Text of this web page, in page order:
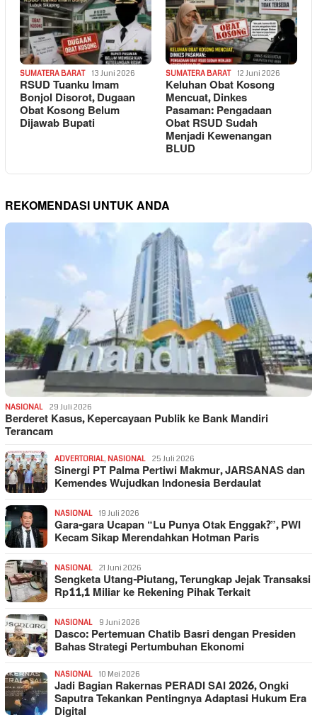
SUMATERA BARAT 13 Juni 2026
RSUD Tuanku Imam
Bonjol Disorot, Dugaan
Obat Kosong Belum
Dijawab Bupati
SUMATERA BARAT 12 Juni 2026
Keluhan Obat Kosong
Mencuat, Dinkes
Pasaman: Pengadaan
Obat RSUD Sudah
Menjadi Kewenangan
BLUD
REKOMENDASI UNTUK ANDA
NASIONAL 29 Juli 2026
Berderet Kasus, Kepercayaan Publik ke Bank Mandiri
Terancam
ADVERTORIAL, NASIONAL 25 Juli 2026
Sinergi PT Palma Pertiwi Makmur, JARSANAS dan
Kemendes Wujudkan Indonesia Berdaulat
NASIONAL 19 Juli 2026
Gara-gara Ucapan “Lu Punya Otak Enggak?”, PWI
Kecam Sikap Merendahkan Hotman Paris
NASIONAL 21 Juni 2026
Sengketa Utang-Piutang, Terungkap Jejak Transaksi
Rp11,1 Miliar ke Rekening Pihak Terkait
NASIONAL 9 Juni 2026
Dasco: Pertemuan Chatib Basri dengan Presiden
Bahas Strategi Pertumbuhan Ekonomi
NASIONAL 10 Mei 2026
Jadi Bagian Rakernas PERADI SAI 2026, Ongki
Saputra Tekankan Pentingnya Adaptasi Hukum Era
Digital